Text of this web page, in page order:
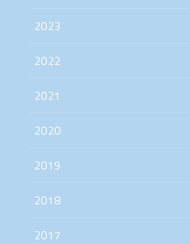
2023
2022
2021
2020
2019
2018
2017